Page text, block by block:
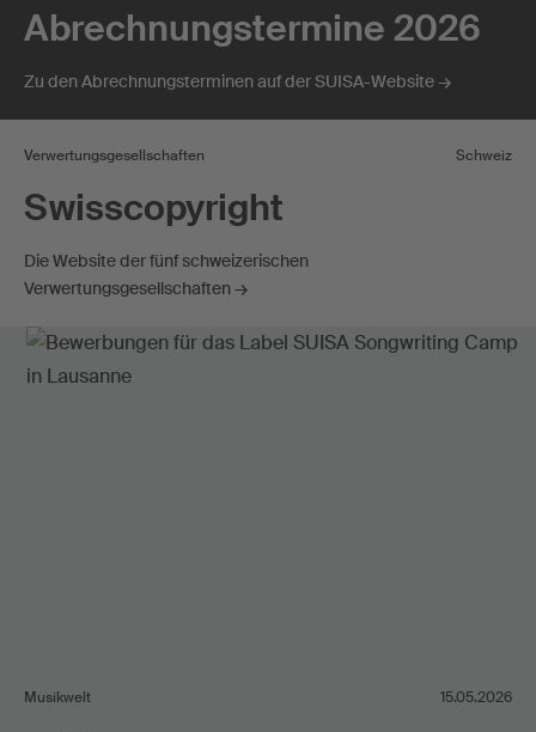
Abrechnungstermine 2026
Zu den Abrechnungsterminen auf der SUISA-Website →
Verwertungsgesellschaften Schweiz
Swisscopyright
Die Website der fünf schweizerischen
Verwertungsgesellschaften →
Musikwelt 15.05.2026